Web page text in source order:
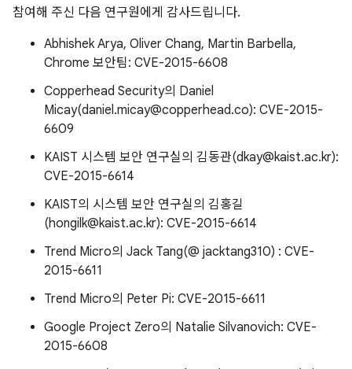
참여해 주신 다음 연구원에게 감사드립니다.
Abhishek Arya, Oliver Chang, Martin Barbella,
Chrome 보안팀: CVE-2015-6608
Copperhead Security의 Daniel
Micay(daniel.micay@copperhead.co): CVE-2015-
6609
KAIST 시스템 보안 연구실의 김동관(dkay@kaist.ac.kr):
CVE-2015-6614
KAIST의 시스템 보안 연구실의 김홍길
(hongilk@kaist.ac.kr): CVE-2015-6614
Trend Micro의 Jack Tang(@ jacktang310) : CVE-
2015-6611
Trend Micro의 Peter Pi: CVE-2015-6611
Google Project Zero의 Natalie Silvanovich: CVE-
2015-6608